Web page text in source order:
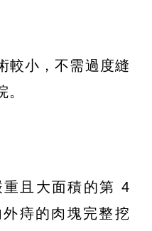
較小，不需過度縫
且大面積的第 4
痔的肉塊完整挖